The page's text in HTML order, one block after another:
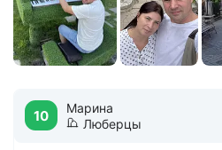
10
Марина
Люберцы